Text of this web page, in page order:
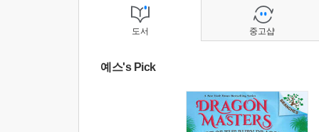
도서
예스's Pick
중고샵